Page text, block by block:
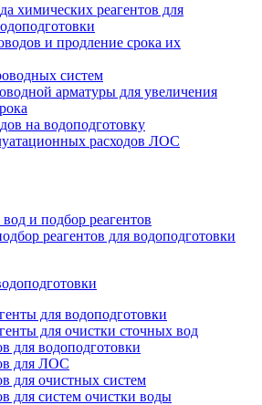
химических реагентов для
и продление срока их
систем
арматуры для увеличения
на водоподготовку
расходов ЛОС
и подбор реагентов
реагентов для водоподготовки
для водоподготовки
для очистки сточных вод
для водоподготовки
для ЛОС
для очистных систем
для систем очистки воды